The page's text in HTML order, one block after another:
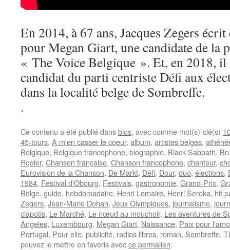
En 2014, à 67 ans, Jacques Zegers
pour Megan Giart, une candidate de la
« The Voice Belgique ». Et, en 2018, il
candidat du parti centriste Défi aux
dans la localité belge de Sombreffe.
.
Ce contenu a été publié dansbios, avec comme mot(s)-clé(s)
45-tours, A m'en casser le coeur, album, artistes belges,
Belgique, Belgique francophone, biographie, Black Sabbath,
Rogier, Chanson française, Chanson francophone, chanteur,
Eurovision de la Chanson, De Markt, Défi, Dour, duo, élections,
1984, Festival d'Obourg, Festivals, gastronomie, Grand-Prix,
Belge, guide, hebdomadaire, Henri Lemaire, Henri Seroka, hit
Zegers, Jean-Marie Dohan, Jeux Olympiques, journalisme,
clapotis, Le Marché, Le nœud au mouchoir, Les aventures de
Angeles, Luxembourg, Megan Giart, Naissance, Paix pour
Portugal, Pour elle, publicité, radios libres, roman, Sombreffe,
pouvez le mettre en favoris avecce permalien.